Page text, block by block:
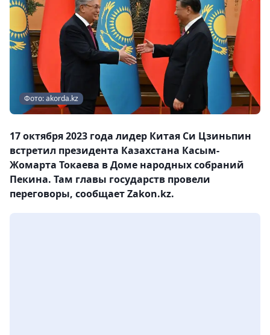
Фото: akorda.kz
17 октября 2023 года лидер Китая Си Цзиньпин
встретил президента Казахстана Касым-
Жомарта Токаева в Доме народных собраний
Пекина. Там главы государств провели
переговоры, сообщает Zakon.kz.